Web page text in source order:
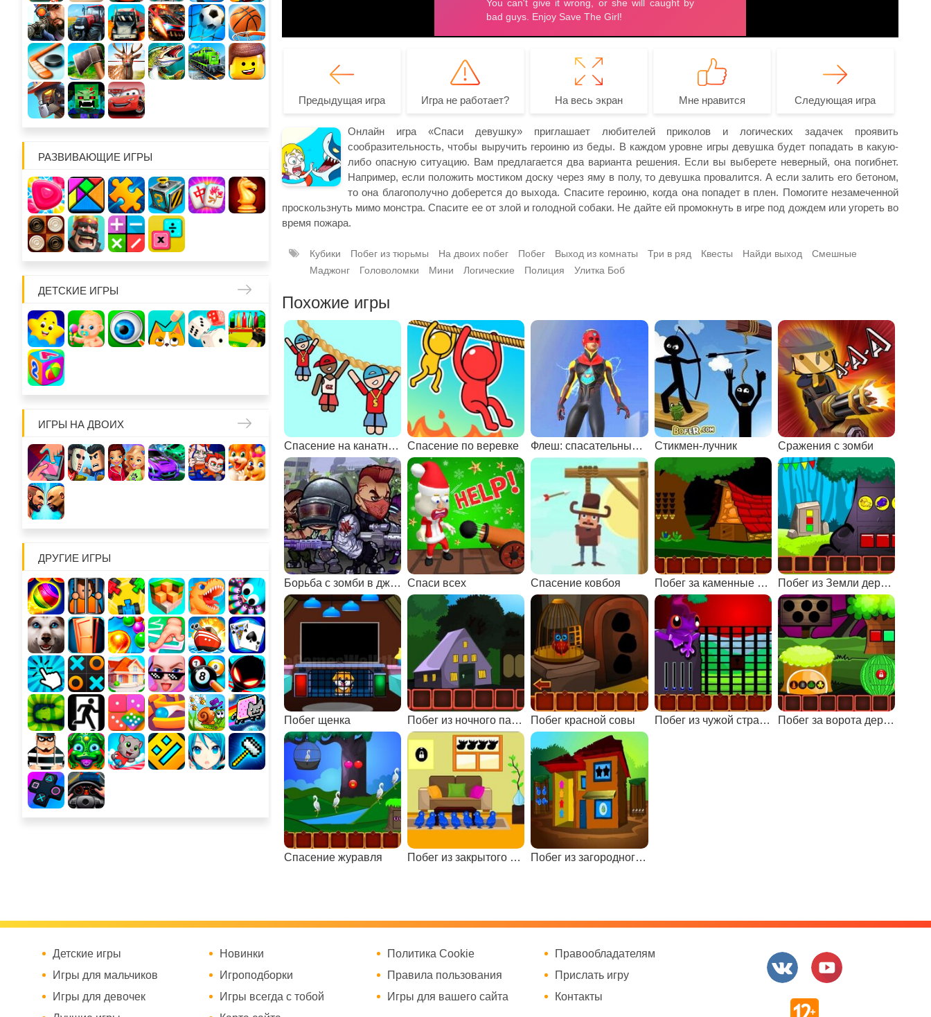
РАЗВИВАЮЩИЕ ИГРЫ
ДЕТСКИЕ ИГРЫ
ИГРЫ НА ДВОИХ
ДРУГИЕ ИГРЫ
Предыдущая игра Игра не работает? На весь экран Мне нравится Следующая игра
Онлайн игра «Спаси девушку» приглашает любителей приколов и логических задачек проявить
сообразительность, чтобы выручить героиню из беды. В каждом уровне игры девушка будет попадать в какую-
либо опасную ситуацию. Вам предлагается два варианта решения. Если вы выберете неверный, она погибнет.
Например, если положить мостиком доску через яму в полу, то девушка провалится. А если залить его бетоном,
то она благополучно доберется до выхода. Спасите героиню, когда она попадет в плен. Помогите незамеченной
проскользнуть мимо монстра. Спасите ее от злой и голодной собаки. Не дайте ей промокнуть в игре под дождем или угореть во
время пожара.
Кубики Побег из тюрьмы На двоих побег Побег Выход из комнаты Три в ряд Квесты Найди выход
Смешные
Маджонг
Головоломки Мини Логические Полиция Улитка Боб
Похожие игры
Спасение на канатной дороге Спасение по веревке Флеш: спасательные миссии Стикмен-лучник Сражения с зомби
Борьба с зомби в джунглях Спаси всех Спасение ковбоя Побег за каменные ворота Побег из Земли деревьев
Побег щенка Побег из ночного парка Побег красной совы Побег из чужой страны Побег за ворота деревни
Спасение журавля Побег из закрытого дома Побег из загородного дома
Детские игры
Игры для мальчиков
Игры для девочек
Новинки
Игроподборки
Игры всегда с тобой
Политика Cookie
Правила пользования
Игры для вашего сайта
Правообладателям
Прислать игру
Контакты